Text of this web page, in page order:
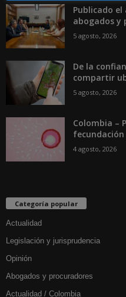
Publicado
abogados y
5 agosto, 2026
De la
compartir
5 agosto, 2026
Colombia –
fecundación
4 agosto, 2026
Categoría popular
Actualidad
Legislación y jurisprudencia
Opinión
Abogados y procuradores
Actualidad / Colombia